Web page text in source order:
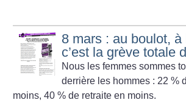
8 mars : au boulot, à
c’est la grève totale
Nous les femmes sommes
derrière les hommes : 22 %
moins, 40 % de retraite en moins.